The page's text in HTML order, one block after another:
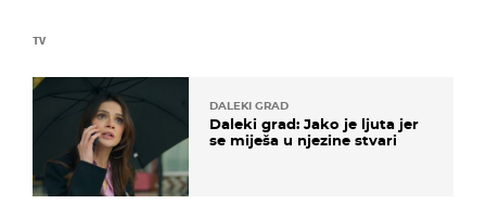
TV
DALEKI GRAD
Daleki grad: Jako je ljuta jer
se miješa u njezine stvari